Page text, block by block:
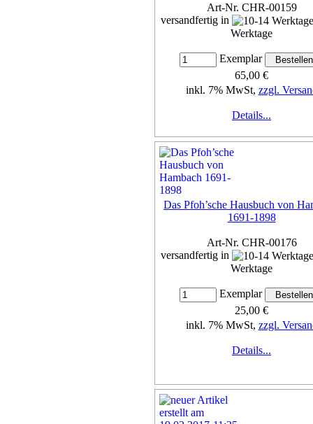
Art-Nr. CHR-00159
versandfertig in
Werktage
Exemplar
65,00 €
inkl. 7% MwSt, zzgl.
Details...
Das Pfoh’sche Hausbuch von
1691-1898
Art-Nr. CHR-00176
versandfertig in
Werktage
Exemplar
25,00 €
inkl. 7% MwSt, zzgl.
Details...